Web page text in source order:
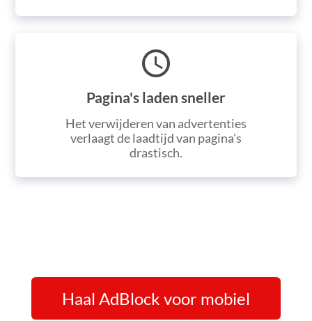
Pagina's laden sneller
Het verwijderen van advertenties
verlaagt de laadtijd van pagina's
drastisch.
Haal AdBlock voor mobiel